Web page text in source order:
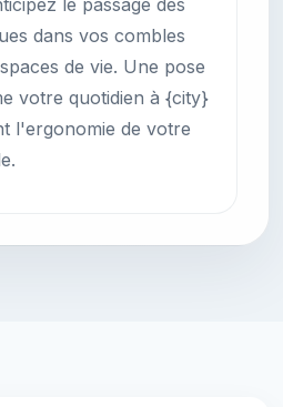
le passage des
dans vos combles
de vie. Une pose
votre quotidien à {city}
l'ergonomie de votre